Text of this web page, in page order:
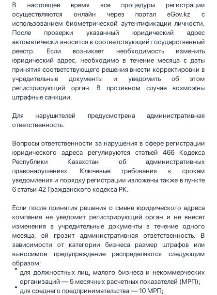
В настоящее время все процедуры регистрации
осуществляются онлайн через портал eGov.kz с
использованием биометрической аутентификации личности.
После проверки указанный юридический адрес
автоматически вносится в соответствующий государственный
реестр. Если возникает необходимость изменить
юридический адрес, необходимо в течение месяца с даты
принятия соответствующего решения внести корректировки в
учредительные документы и уведомить об этом
регистрирующий орган. В противном случае возможны
штрафные санкции.
Для нарушителей предусмотрена административная
ответственность.
Вопросы ответственности за нарушения в сфере регистрации
юридического адреса регулируются статьей 466 Кодекса
Республики Казахстан об административных
правонарушениях. Ключевые требования к срокам
уведомления и порядку регистрации изложены также в пункте
6 статьи 42 Гражданского кодекса РК.
Если после принятия решения о смене юридического адреса
компания не уведомит регистрирующий орган и не внесет
изменения в учредительные документы в течение одного
месяца, ей грозит административная ответственность. В
зависимости от категории бизнеса размер штрафов или
выносимое предупреждение распределяются следующим
образом:
для должностных лиц, малого бизнеса и некоммерческих
организаций — 5 месячных расчетных показателей (МРП);
для среднего предпринимательства — 10 МРП;